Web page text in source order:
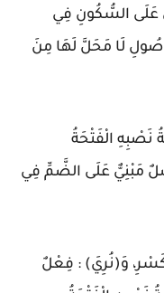
عَلَى السُّكُونِ فِي
لَا مَحَلَّ لَهَا مِنَ
نَصْبِهِ الْفَتْحَةُ
مَبْنِيٌّ عَلَى الضَّمِّ فِي
وَ(نُرِيَ) : فِعْلٌ